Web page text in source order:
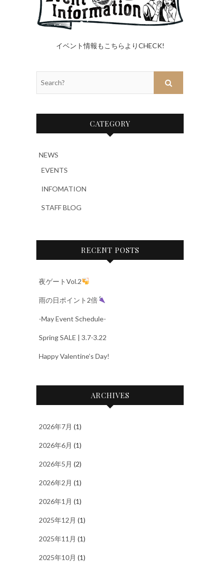
イベント情報もこちらよりCHECK!
CATEGORY
NEWS
EVENTS
INFOMATION
STAFF BLOG
RECENT POSTS
夜ゲートVol.2
雨の日ポイント2倍
-May Event Schedule-
Spring SALE | 3.7-3.22
Happy Valentine’s Day!
ARCHIVES
2026年7月 (1)
2026年6月 (1)
2026年5月 (2)
2026年2月 (1)
2026年1月 (1)
2025年12月 (1)
2025年11月 (1)
2025年10月 (1)